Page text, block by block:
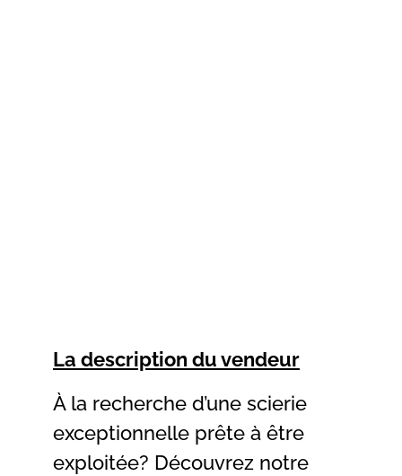
La description du vendeur
À la recherche d’une scierie
exceptionnelle prête à être
exploitée? Découvrez notre